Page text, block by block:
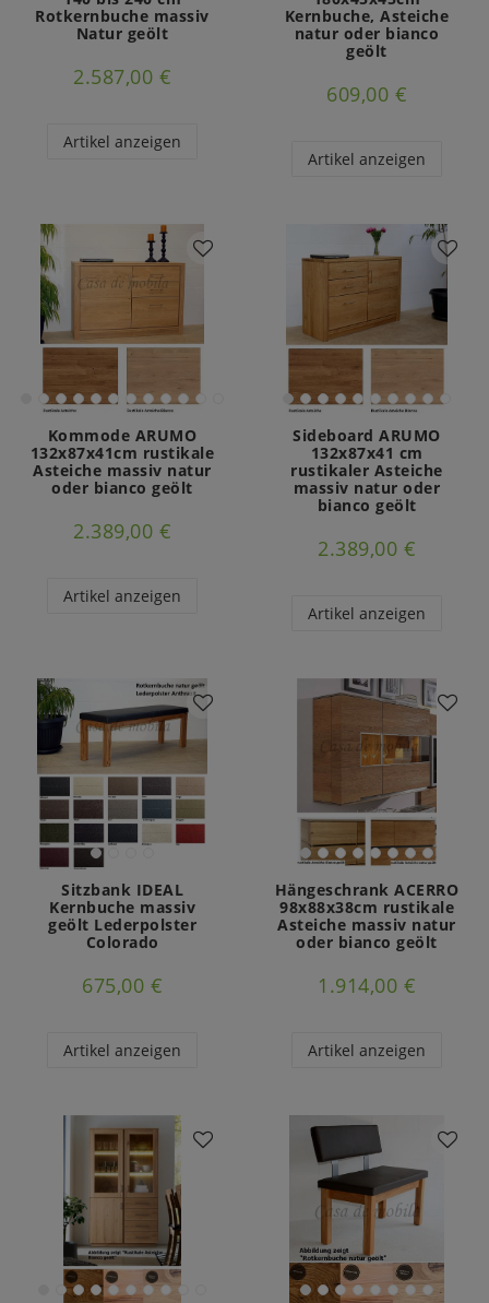
Rotkernbuche massiv
Natur geölt
2.587,00 €
Artikel anzeigen
Kernbuche, Asteiche
natur oder bianco
geölt
609,00 €
Artikel anzeigen
Kommode ARUMO
132x87x41cm rustikale
Asteiche massiv natur
oder bianco geölt
2.389,00 €
Artikel anzeigen
Sideboard ARUMO
132x87x41 cm
rustikaler Asteiche
massiv natur oder
bianco geölt
2.389,00 €
Artikel anzeigen
Sitzbank IDEAL
Kernbuche massiv
geölt Lederpolster
Colorado
675,00 €
Artikel anzeigen
Hängeschrank ACERRO
98x88x38cm rustikale
Asteiche massiv natur
oder bianco geölt
1.914,00 €
Artikel anzeigen